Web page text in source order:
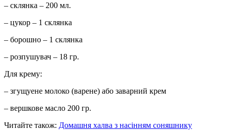
– склянка – 200 мл.
– цукор – 1 склянка
– борошно – 1 склянка
– розпушувач – 18 гр.
Для крему:
– згущуене молоко (варене) або заварний крем
– вершкове масло 200 гр.
Читайте також: Домашня халва з насінням соняшнику